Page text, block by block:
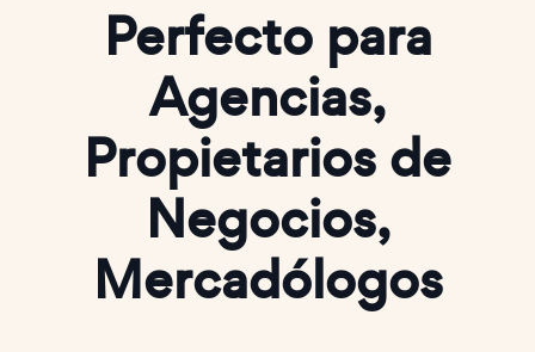
Perfecto para
Agencias,
Propietarios de
Negocios,
Mercadólogos